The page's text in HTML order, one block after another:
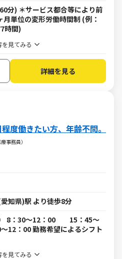
分) ＊サービス都合等により前
単位の変形労働時間制 (例：
時間)
見てみる
詳細を見る
度働きたい方、年齢不問。
事務員）
知県)駅 より徒歩8分
） 8：30～12：00 15：45～
12：00 勤務希望によるシフト
見てみる